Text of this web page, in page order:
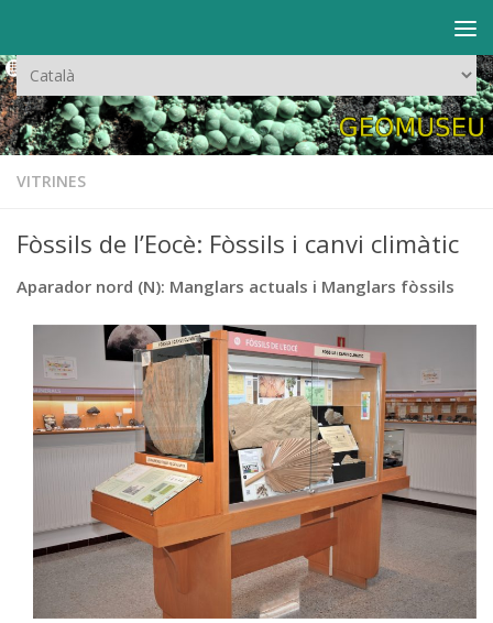
Trieu
un
idioma
VITRINES
Fòssils de l’Eocè: Fòssils i canvi climàtic
Aparador nord (N): Manglars actuals i Manglars fòssils